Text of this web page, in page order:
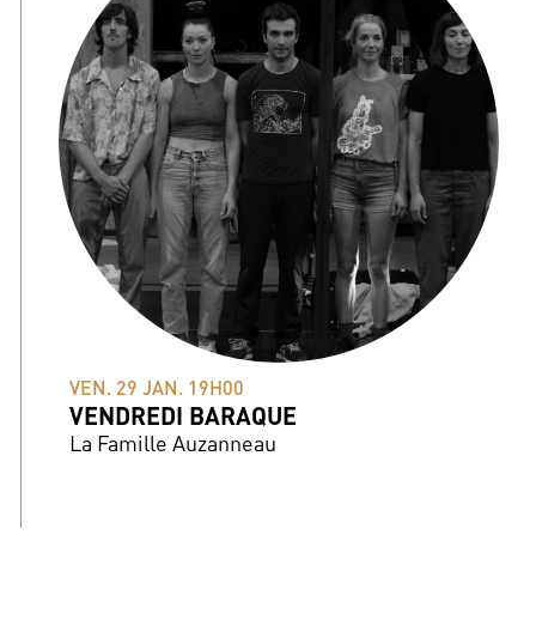
VEN. 29 JAN. 19H00
VENDREDI BARAQUE
La Famille Auzanneau